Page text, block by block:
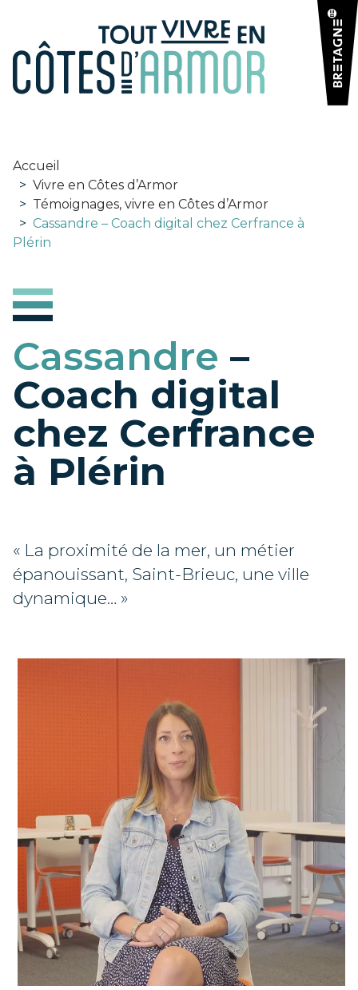
Accueil
> Vivre en Côtes d’Armor
> Témoignages, vivre en Côtes d’Armor
> Cassandre – Coach digital chez Cerfrance à
Plérin
Cassandre –
Coach digital
chez Cerfrance
à Plérin
« La proximité de la mer, un métier
épanouissant, Saint-Brieuc, une ville
dynamique… »